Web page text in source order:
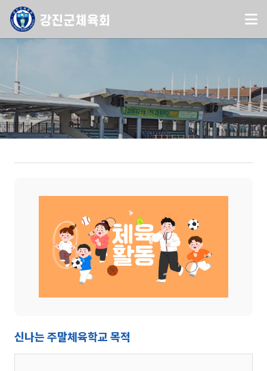
신나는 주말체육학교 목적